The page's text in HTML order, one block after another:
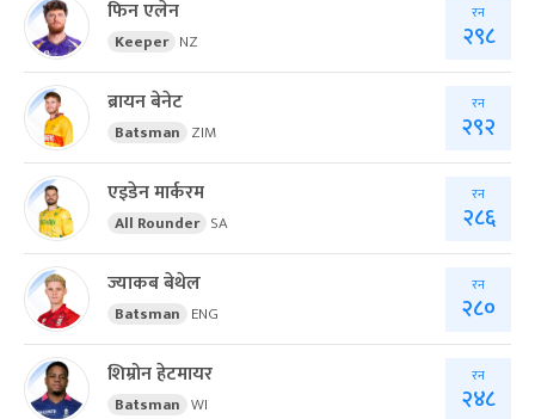
फिन एलेन
Keeper NZ
रन
२९८
ब्रायन बेनेट
Batsman ZIM
रन
२९२
एइडेन मार्करम
All Rounder SA
रन
२८६
ज्याकब बेथेल
Batsman ENG
रन
२८०
शिम्रोन हेटमायर
Batsman WI
रन
२४८